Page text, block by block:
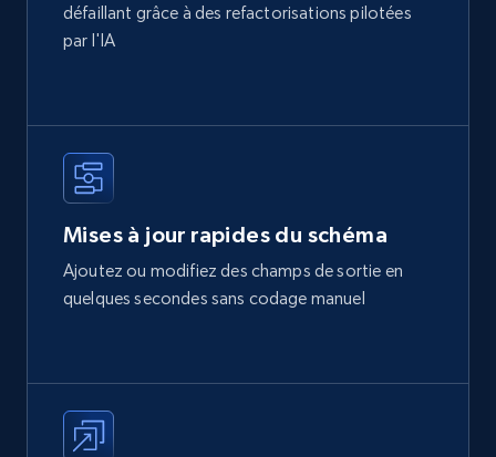
défaillant grâce à des refactorisations pilotées
par l'IA
Mises à jour rapides du schéma
Ajoutez ou modifiez des champs de sortie en
quelques secondes sans codage manuel